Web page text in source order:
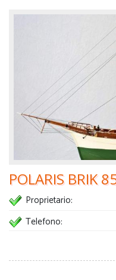
POLARIS BRIK
Proprietario:
Telefono: